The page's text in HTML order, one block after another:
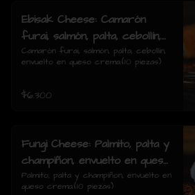
Ebisak Cheese: Camarón
furai, salmón, palta, cebollín,
envuelto en queso crema.
Camarón furai, salmón, palta, cebollín,
envuelto en queso crema.(10 piezas)
$6.300
Fungi Cheese: Palmito, palta y
champiñon, envuelto en queso
crema.
Palmito, palta y champiñon, envuelto en
queso crema.(10 piezas)